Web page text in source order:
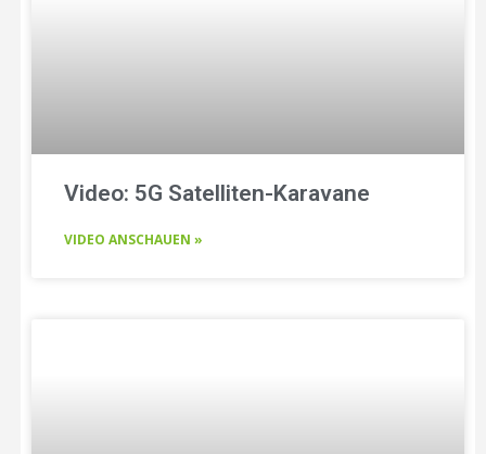
Video: 5G Satelliten-Karavane
VIDEO ANSCHAUEN »